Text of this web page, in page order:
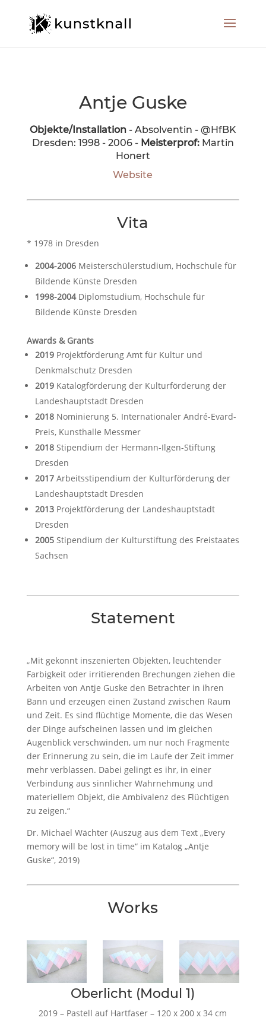
Antje Guske
Objekte/Installation- Absolventin - @HfBK
Dresden: 1998 - 2006 - Meisterprof:Martin
Honert
Website
Vita
* 1978 in Dresden
2004-2006Meisterschülerstudium, Hochschule für
Bildende Künste Dresden
1998-2004Diplomstudium, Hochschule für
Bildende Künste Dresden
Awards & Grants
2019 Projektförderung Amt für Kultur und
Denkmalschutz Dresden
2019Katalogförderung der Kulturförderung der
Landeshauptstadt Dresden
2018Nominierung 5. Internationaler André-Evard-
Preis, Kunsthalle Messmer
2018Stipendium der Hermann-Ilgen-Stiftung
Dresden
2017Arbeitsstipendium der Kulturförderung der
Landeshauptstadt Dresden
2013Projektförderung der Landeshauptstadt
Dresden
2005Stipendium der Kulturstiftung des Freistaates
Sachsen
Statement
„Mit gekonnt inszenierten Objekten, leuchtender
Farbigkeit oder irritierenden Brechungen ziehen die
Arbeiten von Antje Guske den Betrachter in ihren
Bann und erzeugen einen Zustand zwischen Raum
und Zeit. Es sind flüchtige Momente, die das Wesen
der Dinge aufscheinen lassen und im gleichen
Augenblick verschwinden, um nur noch Fragmente
der Erinnerung zu sein, die im Laufe der Zeit immer
mehr verblassen. Dabei gelingt es ihr, in einer
Verbindung aus sinnlicher Wahrnehmung und
materiellem Objekt, die Ambivalenz des Flüchtigen
zu zeigen.“
Dr. Michael Wächter (Auszug aus dem Text „Every
memory will be lost in time“ im Katalog „Antje
Guske“, 2019)
Works
Oberlicht (Modul 1)
2019 – Pastell auf Hartfaser – 120 x 200 x 34 cm